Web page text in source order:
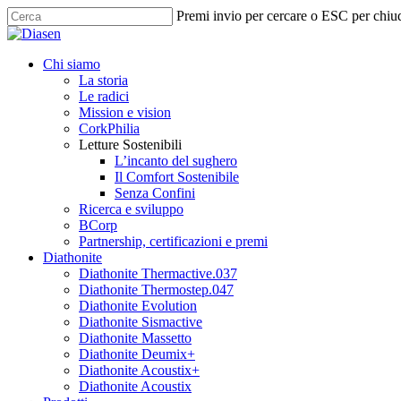
Skip
to
content
Premi invio per cercare o ESC per
Close
search
Menu
Chi siamo
La storia
Le radici
Mission e vision
CorkPhilia
Letture Sostenibili
L’incanto del sughero
Il Comfort Sostenibile
Senza Confini
Ricerca e sviluppo
BCorp
Partnership, certificazioni e premi
Diathonite
Diathonite Thermactive.037
Diathonite Thermostep.047
Diathonite Evolution
Diathonite Sismactive
Diathonite Massetto
Diathonite Deumix+
Diathonite Acoustix+
Diathonite Acoustix